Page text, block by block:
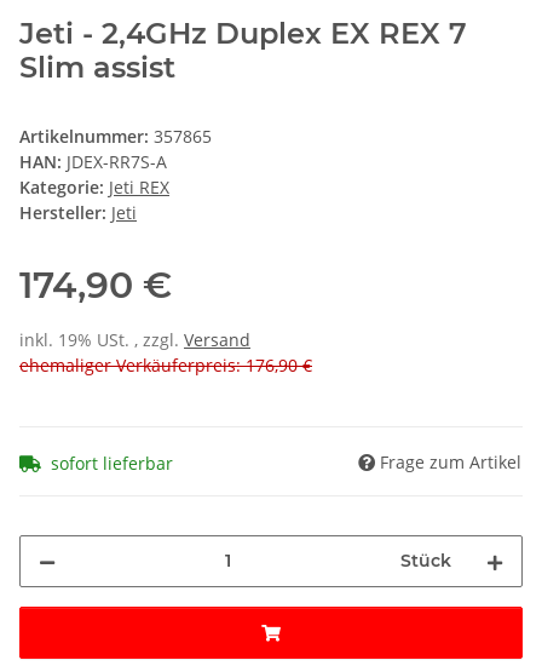
Jeti - 2,4GHz Duplex EX REX 7
Slim assist
Artikelnummer: 357865
HAN: JDEX-RR7S-A
Kategorie: Jeti REX
Hersteller: Jeti
174,90 €
inkl. 19% USt. , zzgl. Versand
ehemaliger Verkäuferpreis: 176,90 €
sofort lieferbar Frage zum Artikel
Stück